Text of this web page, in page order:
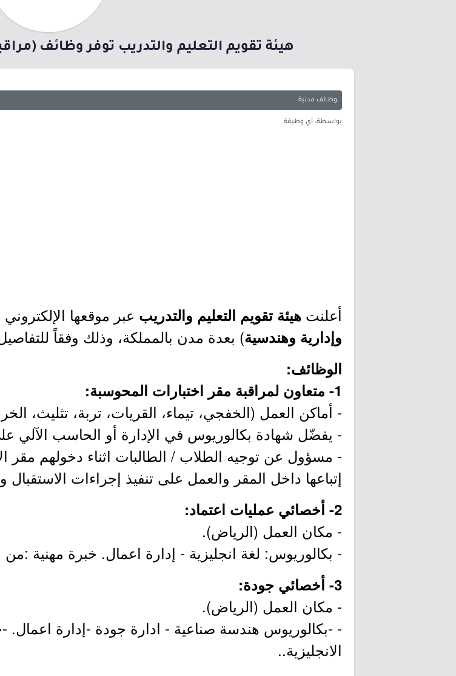
هيئة تقويم التعليم والتدريب توفر وظائف
وظائف مدنية
بواسطة: أي وظيفة
أعلنت هيئة تقويم التعليم والتدريب عبر موقعها
وإدارية وهندسية) بعدة مدن بالمملكة، وذلك وفقاً
الوظائف:
1- متعاون لمراقبة مقر اختبارات المحوسبة:
- أماكن العمل (الخفجي، تيماء، القريات، تربة، تثليث،
- يفضّل شهادة بكالوريوس في الإدارة أو الحاسب الآلي
- مسؤول عن توجيه الطلاب / الطالبات اثناء دخولهم مقر
إتباعها داخل المقر والعمل على تنفيذ إجراءات الاستقبال
2- أخصائي عمليات اعتماد:
- مكان العمل (الرياض).
- بكالوريوس: لغة انجليزية - إدارة اعمال. خبرة مهنية :من 1 الى 5 سنوات - اجادة اللغة الانجليزية.
3- أخصائي جودة:
- مكان العمل (الرياض).
الانجليزية..